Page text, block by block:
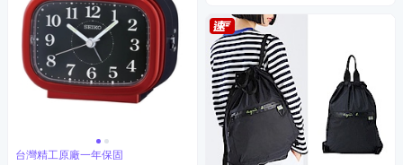
台灣精工原廠一年保固